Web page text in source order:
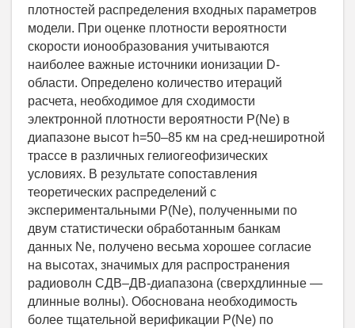
плотностей распределения входных параметров
модели. При оценке плотности вероятности
скорости ионообразования учитываются
наиболее важные источники ионизации D-
области. Определено количество итераций
расчета, необходимое для сходимости
электронной плотности вероятности P(Ne) в
диапазоне высот h=50–85 км на сред-неширотной
трассе в различных гелиогеофизических
условиях. В результате сопоставления
теоретических распределений с
экспериментальными P(Ne), полученными по
двум статистически обработанным банкам
данных Ne, получено весьма хорошее согласие
на высотах, значимых для распространения
радиоволн СДВ–ДВ-диапазона (сверхдлинные —
длинные волны). Обоснована необходимость
более тщательной верификации P(Ne) по